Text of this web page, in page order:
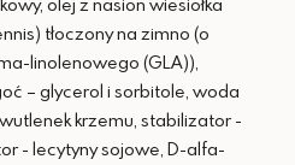
tłoczony na zimno (o
linolenowego (GLA)),
– glycerol i sorbitole, woda
krzemu, stabilizator -
- lecytyny sojowe, D-alfa-